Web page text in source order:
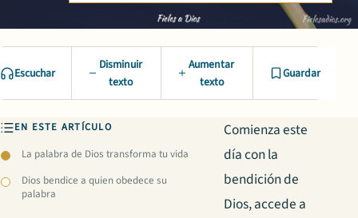
Escuchar
Disminuir
texto
Aumentar
texto
Guardar
EN ESTE ARTÍCULO
La palabra de Dios transforma tu vida
Dios bendice a quien obedece su
palabra
Comienza este
día con la
bendición de
Dios, accede a